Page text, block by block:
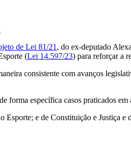
de Lei 81/21 , do ex-deputado
(Lei 14.597/23) para reforçar a
consistente com avanços
forma específica casos praticados
e de Constituição e Justiça